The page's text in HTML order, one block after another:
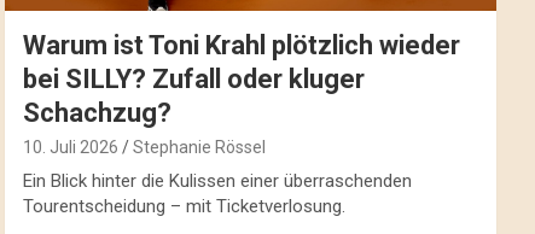
Warum ist Toni Krahl plötzlich wieder
bei SILLY? Zufall oder kluger
Schachzug?
10. Juli 2026 Stephanie Rössel
Ein Blick hinter die Kulissen einer überraschenden
Tourentscheidung – mit Ticketverlosung.